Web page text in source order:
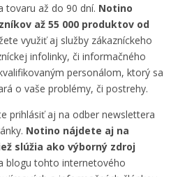
tovaru až do 90 dní. Notino
až 55 000 produktov od
využiť aj služby zákazníckeho
infolinky, či informačného
personálom, ktorý sa
o vaše problémy, či postrehy.
prihlásiť aj na odber newslettera
Notino nájdete aj na
slúžia ako výborný zdroj
blogu tohto internetového